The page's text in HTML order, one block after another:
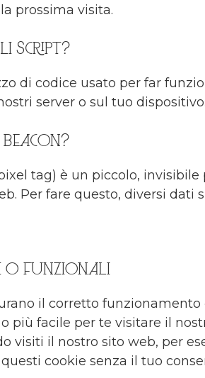
prossima visita.
script?
di codice usato per far
server o sul tuo dispositivo.
tag) è un piccolo,
Per fare questo, diversi
o funzionali
il corretto
più facile per te visitare il
visiti il nostro sito web, per
cookie senza il tuo